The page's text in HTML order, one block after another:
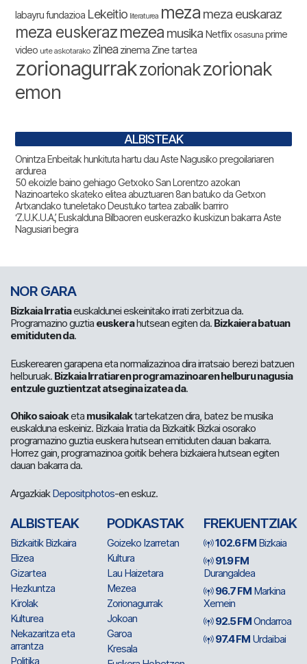
labayru fundazioa Lekeitio literaturea meza meza euskaraz
meza euskerazmezea musika Netflix osasuna prime
video urte askotarako zinea zinema Zine tartea
zorionagurrakzorionakzorionak
emon
ALBISTEAK
Onintza Enbeitak hunkituta hartu dau Aste Nagusiko pregoilariaren
ardurea
50 ekoizle baino gehiago Getxoko San Lorentzo azokan
Nazinoarteko skateko elitea abuztuaren 8an batuko da Getxon
Artxandako tuneletako Deustuko tartea zabalik barriro
‘Z.U.K.U.A.’, Euskalduna Bilbaoren euskerazko ikuskizun bakarra Aste
Nagusiari begira
NOR GARA
Bizkaia Irratiaeuskaldunei eskeinitako irrati zerbitzua da.
Programazino guztia euskerahutsean egiten da. Bizkaiera batuan
emitiduten da.
Euskerearen garapena eta normalizazinoa dira irratsaio berezi batzuen
helburuak. Bizkaia Irratiaren programazinoaren helburu nagusia
entzule guztientzat atsegina izatea da.
Ohiko saioaketa musikalaktartekatzen dira, batez be musika
euskalduna eskeiniz. Bizkaia Irratia da Bizkaitik Bizkai osorako
programazino guztia euskera hutsean emitiduten dauan bakarra.
Horrez gain, programazinoa goitik behera bizkaiera hutsean egiten
dauan bakarra da.
ArgazkiakDepositphotos-en eskuz.
ALBISTEAK
Bizkaitik Bizkaira
Elizea
Gizartea
Hezkuntza
Kirolak
Kulturea
Nekazaritza eta
arrantza
Politika
PODKASTAK
Goizeko Izarretan
Kultura
Lau Haizetara
Mezea
Zorionagurrak
Jokoan
Garoa
Kresala
FREKUENTZIAK
102.6 FM Bizkaia
91.9 FM
Durangaldea
96.7 FM Markina
Xemein
92.5 FMOndarroa
97.4 FM Urdaibai